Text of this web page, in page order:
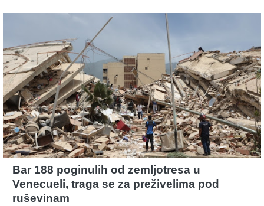
Bar 188 poginulih od zemljotresa u
Venecueli, traga se za preživelima pod
ruševinam